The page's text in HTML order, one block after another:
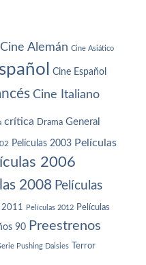
Cine Alemán Cine Asiático
Cine Español
Cine Italiano
crítica Drama General
Películas 2003 Películas
2006
2008 Películas
2011 Películas 2012 Películas
90 Preestrenos
Pushing Daisies Terror